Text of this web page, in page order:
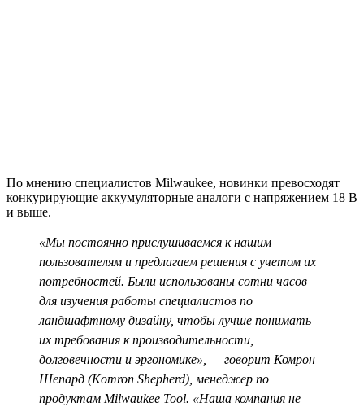
По мнению специалистов Milwaukee, новинки превосходят
конкурирующие аккумуляторные аналоги с напряжением 18 В
и выше.
«Мы постоянно прислушиваемся к нашим
пользователям и предлагаем решения с учетом их
потребностей. Были использованы сотни часов
для изучения работы специалистов по
ландшафтному дизайну, чтобы лучше понимать
их требования к производительности,
долговечности и эргономике», — говорит Комрон
Шепард (Komron Shepherd), менеджер по
продуктам Milwaukee Tool. «Наша компания не